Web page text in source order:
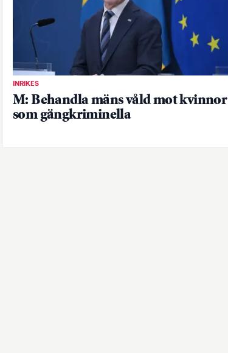
INRIKES
M: Behandla mäns våld mot kvinnor
som gängkriminella